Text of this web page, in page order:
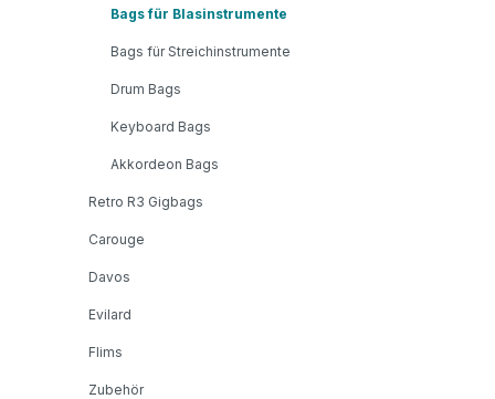
Bags für Blasinstrumente
Bags für Streichinstrumente
Drum Bags
Keyboard Bags
Akkordeon Bags
Retro R3 Gigbags
Carouge
Davos
Evilard
Flims
Zubehör